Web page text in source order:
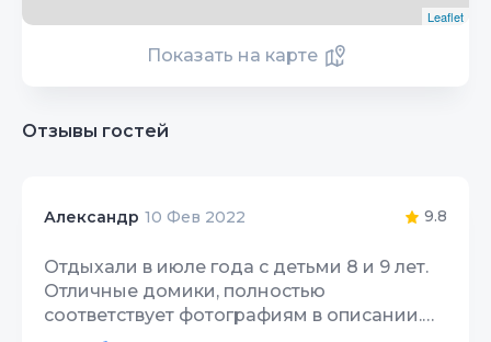
Leaflet
Показать на карте
Отзывы гостей
Александр 10 Фев 2022 9.8
Отдыхали в июле года с детьми 8 и 9 лет.
Отличные домики, полностью
соответствует фотографиям в описании.